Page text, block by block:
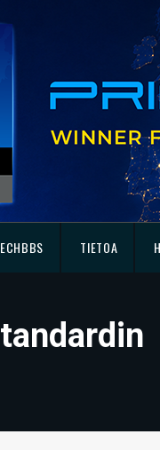
TIETOA